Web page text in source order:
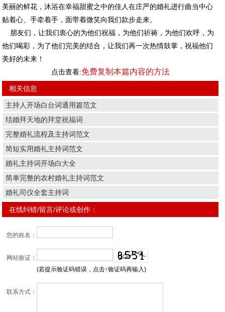
美丽的鲜花，沐浴在幸福甜蜜之中的佳人在庄严的婚礼进行曲当中心
贴着心、手牵着手，面带着微笑向我们款步走来。
朋友们，让我们衷心的为他们祝福，为他们祈祷，为他们欢呼，为
他们喝彩，为了他们完美的结合，让我们再一次热情鼓掌，祝福他们
美好的未来！
点击查看:免费复制本篇内容的方法
相关信息
主持人开场白台词通用篇范文
结婚拜天地的拜堂祝福词
完整婚礼流程及主持词范文
简短实用婚礼主持词范文
婚礼主持词开场白大全
简单完整的农村婚礼主持词范文
婚礼司仪全套主持词
在线纠错/留言/评论或创作：
您的姓名：
网站验证：
(若提示验证码错误，点击↑验证码再输入)
联系方式：